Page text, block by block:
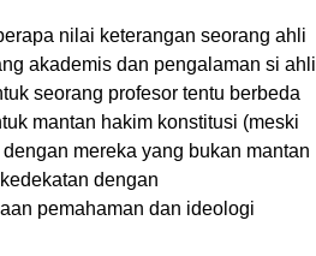
nilai keterangan seorang ahli
akademis dan pengalaman si ahli
seorang profesor tentu berbeda
mantan hakim konstitusi (meski
mereka yang bukan mantan
dengan
pemahaman dan ideologi